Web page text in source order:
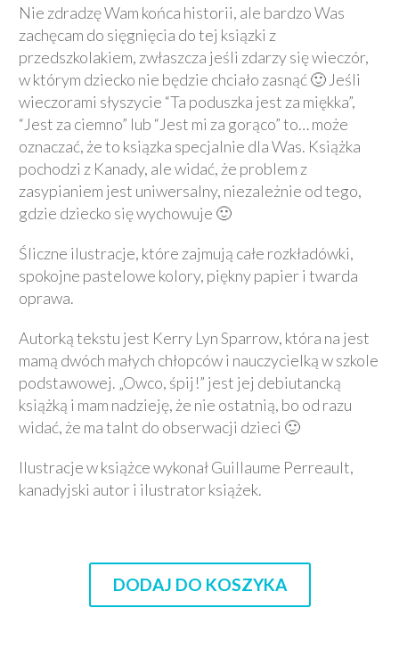
Nie zdradzę Wam końca historii, ale bardzo Was
zachęcam do sięgnięcia do tej ksiązki z
przedszkolakiem, zwłaszcza jeśli zdarzy się wieczór,
w którym dziecko nie będzie chciało zasnąć 🙂 Jeśli
wieczorami słyszycie “Ta poduszka jest za miękka”,
“Jest za ciemno” lub “Jest mi za gorąco” to… może
oznaczać, że to ksiązka specjalnie dla Was. Książka
pochodzi z Kanady, ale widać, że problem z
zasypianiem jest uniwersalny, niezależnie od tego,
gdzie dziecko się wychowuje 🙂
Śliczne ilustracje, które zajmują całe rozkładówki,
spokojne pastelowe kolory, piękny papier i twarda
oprawa.
Autorką tekstu jest Kerry Lyn Sparrow, która na jest
mamą dwóch małych chłopców i nauczycielką w szkole
podstawowej. „Owco, śpij!” jest jej debiutancką
książką i mam nadzieję, że nie ostatnią, bo od razu
widać, że ma talnt do obserwacji dzieci 🙂
Ilustracje w książce wykonał Guillaume Perreault,
kanadyjski autor i ilustrator książek.
DODAJ DO KOSZYKA